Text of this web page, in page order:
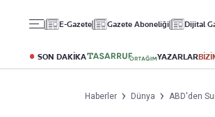
E-Gazete Gazete Aboneliği Dijital
SON DAKİKA YAZARLAR
Altın
Döviz
Kripto Para
Haberler Dünya ABD'den